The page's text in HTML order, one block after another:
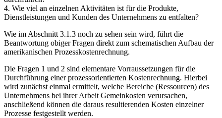
4. Wie viel an einzelnen Aktivitäten ist für die Produkte,
Dienstleistungen und Kunden des Unternehmens zu entfalten?
Wie im Abschnitt 3.1.3 noch zu sehen sein wird, führt die
Beantwortung obiger Fragen direkt zum schematischen Aufbau der
amerikanischen Prozesskostenrechnung.
Die Fragen 1 und 2 sind elementare Vorraussetzungen für die
Durchführung einer prozessorientierten Kostenrechnung. Hierbei
wird zunächst einmal ermittelt, welche Bereiche (Ressourcen) des
Unternehmens bei ihrer Arbeit Gemeinkosten verursachen,
anschließend können die daraus resultierenden Kosten einzelner
Prozesse festgestellt werden.